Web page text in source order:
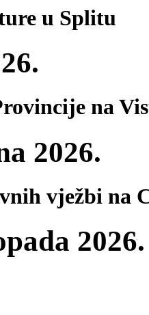
u Splitu
na
2026.
vježbi na
2026.